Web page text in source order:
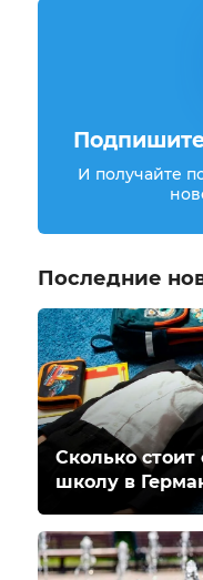
И получайте
Последние
Сколько стоит
школу в